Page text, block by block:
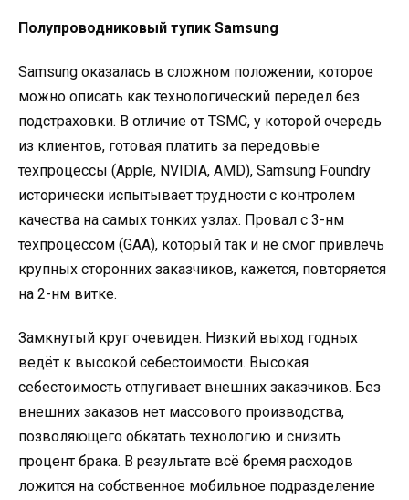
Полупроводниковый тупик Samsung
Samsung оказалась в сложном положении, которое
можно описать как технологический передел без
подстраховки. В отличие от TSMC, у которой очередь
из клиентов, готовая платить за передовые
техпроцессы (Apple, NVIDIA, AMD), Samsung Foundry
исторически испытывает трудности с контролем
качества на самых тонких узлах. Провал с 3-нм
техпроцессом (GAA), который так и не смог привлечь
крупных сторонних заказчиков, кажется, повторяется
на 2-нм витке.
Замкнутый круг очевиден. Низкий выход годных
ведёт к высокой себестоимости. Высокая
себестоимость отпугивает внешних заказчиков. Без
внешних заказов нет массового производства,
позволяющего обкатать технологию и снизить
процент брака. В результате всё бремя расходов
ложится на собственное мобильное подразделение